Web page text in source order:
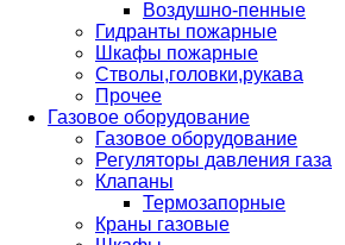
Воздушно-пенные
Гидранты пожарные
Шкафы пожарные
Стволы,головки,рукава
Прочее
Газовое оборудование
Газовое оборудование
Регуляторы давления газа
Клапаны
Термозапорные
Краны газовые